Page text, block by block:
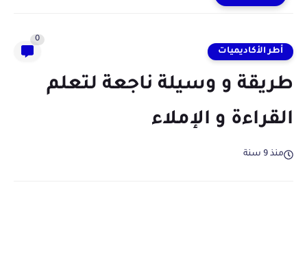
أطر الأكاديميات
0
طريقة و وسيلة ناجعة لتعلم
القراءة و الإملاء
منذ 9 سنة